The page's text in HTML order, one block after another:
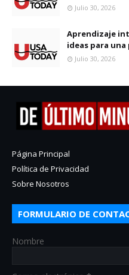
Julio 30, 2026
Aprendizaje
ideas para
Julio 30, 2026
Página Principal
Política de Privacidad
Sobre Nosotros
FORMULARIO DE
Nombre